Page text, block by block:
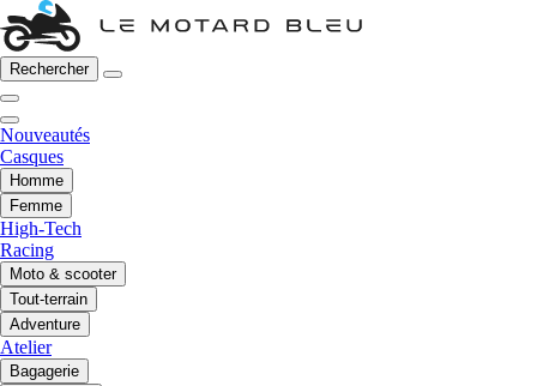
Rechercher
Nouveautés
Casques
Homme
Femme
High-Tech
Racing
Moto & scooter
Tout-terrain
Adventure
Atelier
Bagagerie